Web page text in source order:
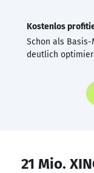
Kostenlos
Schon als Basis-
deutlich
21 Mio.